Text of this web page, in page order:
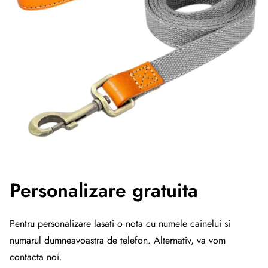
Personalizare gratuita
Pentru personalizare lasati o nota cu numele cainelui si
numarul dumneavoastra de telefon. Alternativ, va vom
contacta noi.